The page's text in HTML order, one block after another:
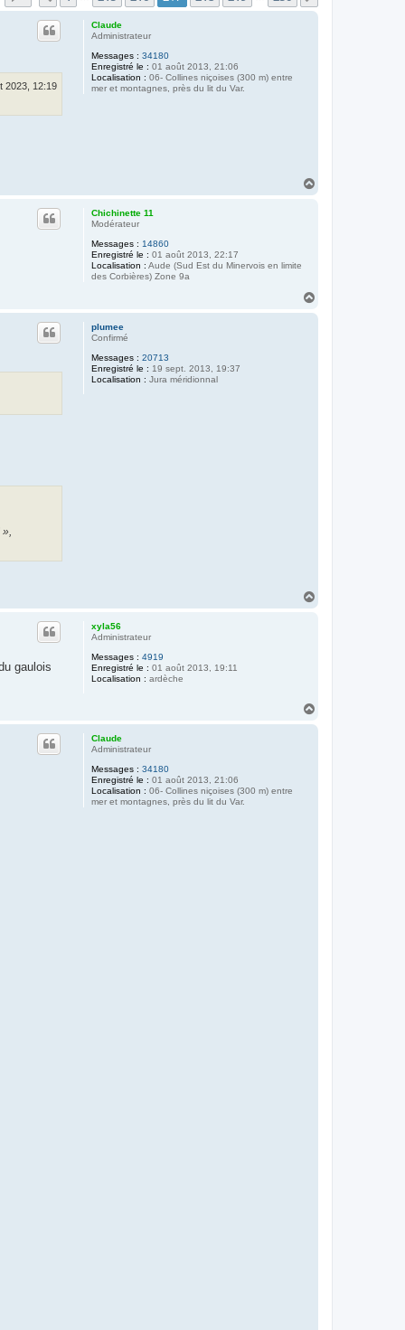
Claude
Administrateur
Messages : 34180
Enregistré le : 01 août 2013, 21:06
Localisation : 06- Collines niçoises (300 m) entre
mer et montagnes, près du lit du Var.
2023, 12:19
Chichinette 11
Modérateur
Messages : 14860
Enregistré le : 01 août 2013, 22:17
Localisation : Aude (Sud Est du Minervois en limite
des Corbières) Zone 9a
plumee
Confirmé
Messages : 20713
Enregistré le : 19 sept. 2013, 19:37
Localisation : Jura méridionnal
xyla56
Administrateur
Messages : 4919
Enregistré le : 01 août 2013, 19:11
Localisation : ardèche
gaulois
Claude
Administrateur
Messages : 34180
Enregistré le : 01 août 2013, 21:06
Localisation : 06- Collines niçoises (300 m) entre
mer et montagnes, près du lit du Var.